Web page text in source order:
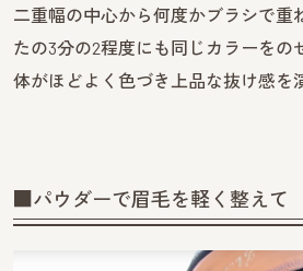
二重幅の中心から何度かブラシで重
たの3分の2程度にも同じカラーをの
体がほどよく色づき上品な抜け感
■パウダーで眉毛を軽く整えて